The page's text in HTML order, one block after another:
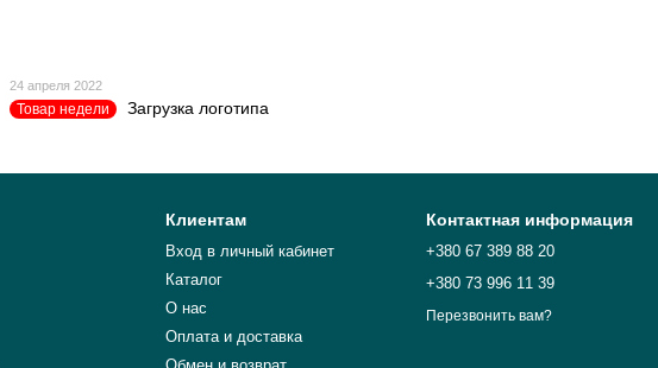
24 апреля 2022
Товар недели Загрузка логотипа
Клиентам
Вход в личный кабинет
Каталог
О нас
Оплата и доставка
Контактная информация
+380 67 389 88 20
+380 73 996 11 39
Перезвонить вам?